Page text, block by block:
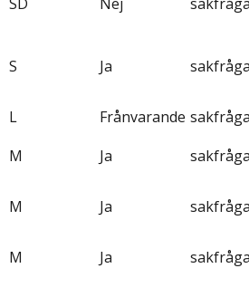
S Ja
L Frånvarande
M Ja
M Ja
M Ja